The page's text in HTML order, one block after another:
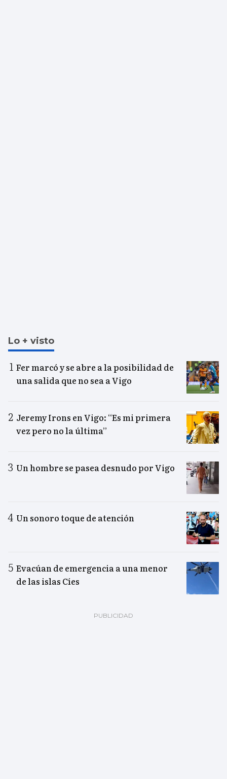
Lo + visto
Fer marcó y se abre a la posibilidad de
una salida que no sea a Vigo
Jeremy Irons en Vigo: “Es mi primera
vez pero no la última”
Un hombre se pasea desnudo por Vigo
Un sonoro toque de atención
Evacúan de emergencia a una menor
de las islas Cíes